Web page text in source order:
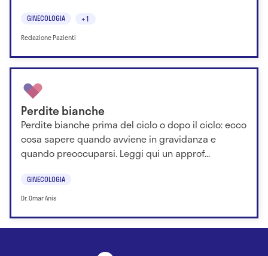
GINECOLOGIA +1
Redazione Pazienti
Perdite bianche
Perdite bianche prima del ciclo o dopo il ciclo: ecco
cosa sapere quando avviene in gravidanza e
quando preoccuparsi. Leggi qui un approf...
GINECOLOGIA
Dr. Omar Anis